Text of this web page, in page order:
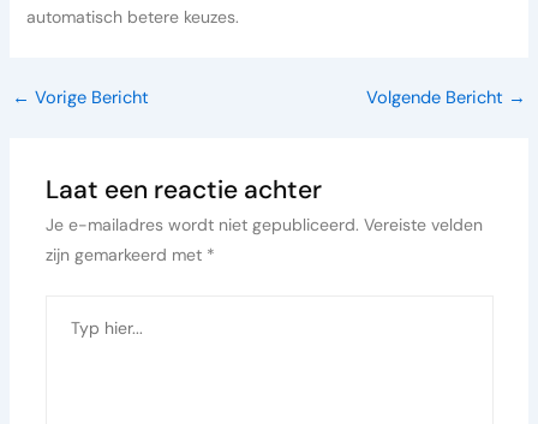
automatisch betere keuzes.
← Vorige Bericht Volgende Bericht →
Laat een reactie achter
Je e-mailadres wordt niet gepubliceerd. Vereiste velden
zijn gemarkeerd met *
hier...